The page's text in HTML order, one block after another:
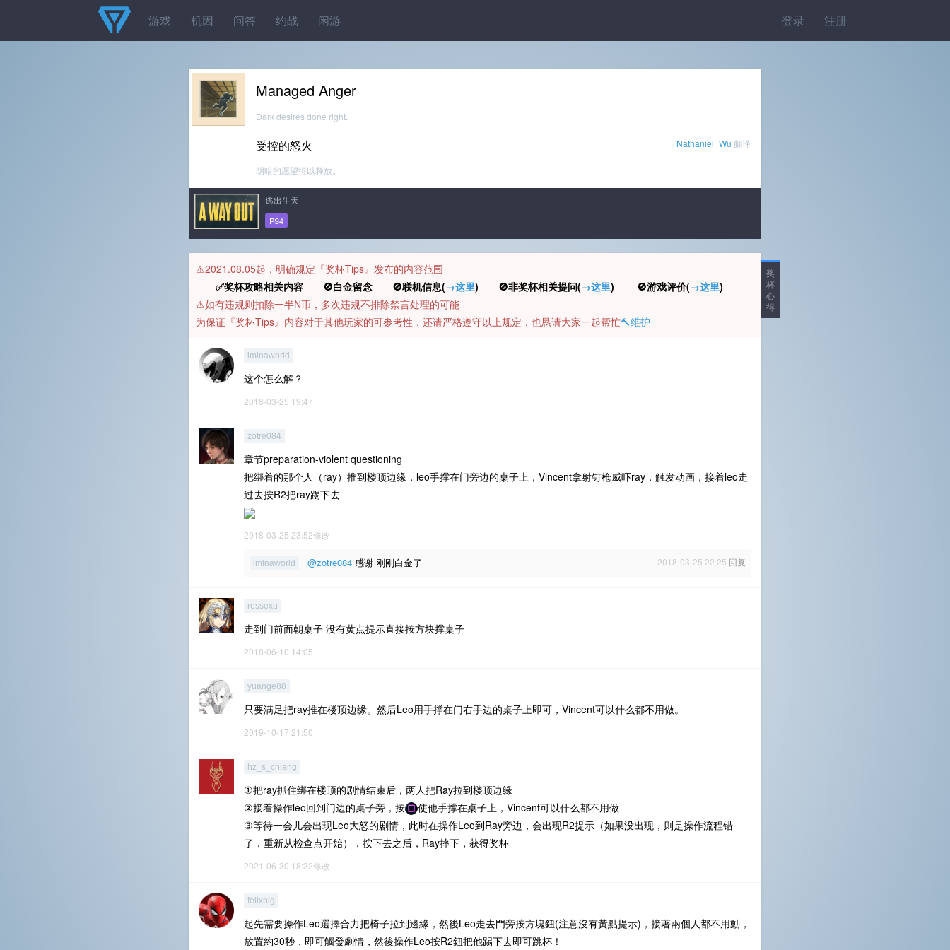
登录 注册
游戏 机因 问答 约战 闲游
Managed Anger
Dark desires done right.
Nathaniel_Wu 翻译
受控的怒火
阴暗的愿望得以释放。
逃出生天
PS4
奖
杯
心
得
⚠️2021.08.05起，明确规定『奖杯Tips』发布的内容范围
✅奖杯攻略相关内容 🚫白金留念 🚫联机信息(→这里) 🚫非奖杯相关提问(→这里) 🚫游戏评价(→这里)
⚠️如有违规则扣除一半N币，多次违规不排除禁言处理的可能
为保证『奖杯Tips』内容对于其他玩家的可参考性，还请严格遵守以上规定，也恳请大家一起帮忙🔨维护
iminaworld
这个怎么解？
2018-03-25 19:47
zotre084
章节preparation-violent questioning
把绑着的那个人（ray）推到楼顶边缘，leo手撑在门旁边的桌子上，Vincent拿射钉枪威吓ray，触发动画，接着leo走
过去按R2把ray踢下去
2018-03-25 23:52修改
2018-03-25 22:25 回复
iminaworld @zotre084 感谢 刚刚白金了
ressexu
走到门前面朝桌子 没有黄点提示直接按方块撑桌子
2018-06-10 14:05
yuange88
只要满足把ray推在楼顶边缘。然后Leo用手撑在门右手边的桌子上即可，Vincent可以什么都不用做。
2019-10-17 21:50
hz_s_chiang
①把ray抓住绑在楼顶的剧情结束后，两人把Ray拉到楼顶边缘
②接着操作leo回到门边的桌子旁，按
使他手撑在桌子上，Vincent可以什么都不用做
③等待一会儿会出现Leo大怒的剧情，此时在操作Leo到Ray旁边，会出现R2提示（如果没出现，则是操作流程错
了，重新从检查点开始），按下去之后，Ray摔下，获得奖杯
2021-06-30 18:32修改
felixpig
起先需要操作Leo選擇合力把椅子拉到邊緣，然後Leo走去門旁按方塊鈕(注意沒有黃點提示)，接著兩個人都不用動，
放置約30秒，即可觸發劇情，然後操作Leo按R2鈕把他踢下去即可跳杯！